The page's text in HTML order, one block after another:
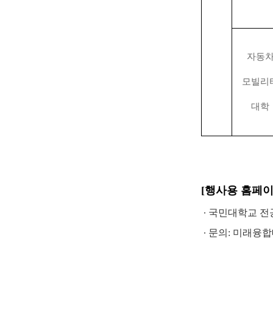
자동
모빌리
대학
[행사용 홈페
∙ 국민대학교 전
∙ 문의: 미래융